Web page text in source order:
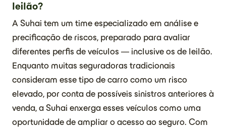
leilão?
A Suhai tem um time especializado em análise e
precificação de riscos, preparado para avaliar
diferentes perfis de veículos — inclusive os de leilão.
Enquanto muitas seguradoras tradicionais
consideram esse tipo de carro como um risco
elevado, por conta de possíveis sinistros anteriores à
venda, a Suhai enxerga esses veículos como uma
oportunidade de ampliar o acesso ao seguro. Com